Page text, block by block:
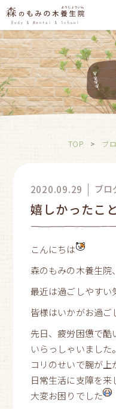
TOP> ブ
2020.09.29 ブロ
嬉しかったこと
こんにちは
森のもみの木養生院
最近は過ごしやすい
皆様はいかがお過ご
先日、疲労困憊で酷
いらっしゃいました。
コリのせいで腕が上
日常生活に支障を来
大変お困りでした